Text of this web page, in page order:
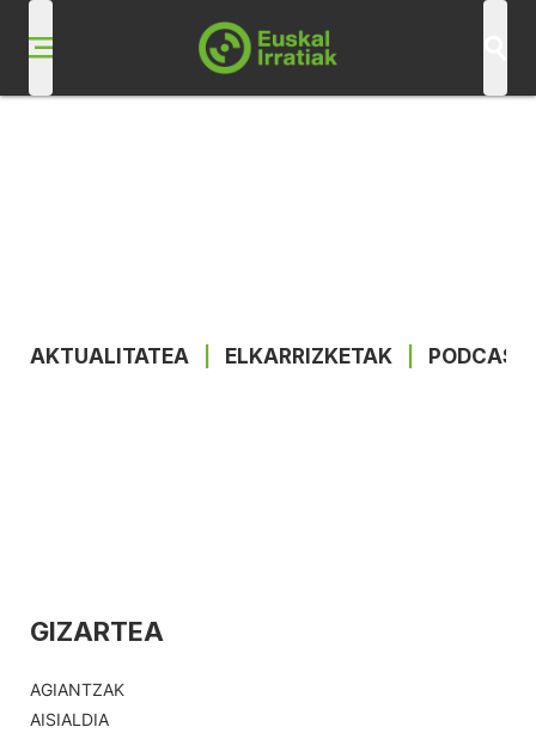
AKTUALITATEA ELKARRIZKETAK
GIZARTEA
AGIANTZAK
AISIALDIA